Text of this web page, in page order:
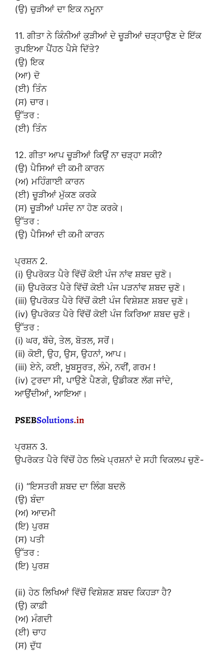
(ਉ) ਚੁੜੀਆਂ ਦਾ ਇਕ ਨਮੂਨਾ
11. ਗੀਤਾ ਨੇ ਕਿੰਨੀਆਂ ਕੁੜੀਆਂ ਦੇ ਚੂੜੀਆਂ ਚੜ੍ਹਾਉਣ ਦੇ ਇੱਕ
ਰੁਪਇਆ ਪੈਂਹਠ ਪੈਸੇ ਦਿੱਤੇ?
(ਉ) ਇਕ
(ਆ) ਦੋ
(ਈ) ਤਿੰਨ
(ਸ) ਚਾਰ।
ਉੱਤਰ :
(ਈ) ਤਿੰਨ
12. ਗੀਤਾ ਆਪ ਚੂੜੀਆਂ ਕਿਉਂ ਨਾ ਚੜ੍ਹਾ ਸਕੀ?
(ਉ) ਪੈਸਿਆਂ ਦੀ ਕਮੀ ਕਾਰਨ
(ਅ) ਮਹਿੰਗਾਈ ਕਾਰਨ
(ਈ) ਚੂੜੀਆਂ ਮੁੱਕਣ ਕਰਕੇ
(ਸ) ਚੂੜੀਆਂ ਪਸੰਦ ਨਾ ਹੋਣ ਕਰਕੇ।
ਉੱਤਰ :
(ਉ) ਪੈਸਿਆਂ ਦੀ ਕਮੀ ਕਾਰਨ
ਪ੍ਰਸ਼ਨ 2.
(i) ਉਪਰੋਕਤ ਪੈਰੇ ਵਿੱਚੋਂ ਕੋਈ ਪੰਜ ਨਾਂਵ ਸ਼ਬਦ ਚੁਣੋ।
(ii) ਉਪਰੋਕਤ ਪੈਰੇ ਵਿੱਚੋਂ ਕੋਈ ਪੰਜ ਪੜਨਾਂਵ ਸ਼ਬਦ ਚੁਣੋ।
(iii) ਉਪਰੋਕਤ ਪੈਰੇ ਵਿੱਚੋਂ ਕੋਈ ਪੰਜ ਵਿਸ਼ੇਸ਼ਣ ਸ਼ਬਦ ਚੁਣੋ।
(iv) ਉਪਰੋਕਤ ਪੈਰੇ ਵਿੱਚੋਂ ਕੋਈ ਪੰਜ ਕਿਰਿਆ ਸ਼ਬਦ ਚੁਣੋ।
ਉੱਤਰ :
(i) ਘਰ, ਬੱਚੇ, ਤੇਲ, ਬੋਤਲ, ਸਰੋਂ।
(ii) ਕੋਈ, ਉਹ, ਉਸ, ਉਹਨਾਂ, ਆਪ।
(iii) ਏਨੇ, ਕਈ, ਖੂਬਸੂਰਤ, ਲੰਮੇ, ਨਵੀਂ, ਗਰਮ !
(iv) ਟੁਰਦਾ ਸੀ, ਪਾਉਣੇ ਪੈਣਗੇ, ਉਡੀਕਣ ਲੱਗ ਜਾਂਦੇ,
ਆਉਂਦੀਆਂ, ਆਇਆ।
ਪ੍ਰਸ਼ਨ 3.
ਉਪਰੋਕਤ ਪੈਰੇ ਵਿੱਚੋਂ ਹੇਠ ਲਿਖੇ ਪ੍ਰਸ਼ਨਾਂ ਦੇ ਸਹੀ ਵਿਕਲਪ ਚੁਣੋ-
(i) “ਇਸਤਰੀ ਸ਼ਬਦ ਦਾ ਲਿੰਗ ਬਦਲੋ
(ਉ) ਬੰਦਾ
(ਅ) ਆਦਮੀ
(ਇ) ਪੁਰਸ਼
(ਸ) ਪਤੀ
ਉੱਤਰ :
(ਇ) ਪੁਰਸ਼
(ii) ਹੇਠ ਲਿਖਿਆਂ ਵਿੱਚੋਂ ਵਿਸ਼ੇਸ਼ਣ ਸ਼ਬਦ ਕਿਹੜਾ ਹੈ?
(ਉ) ਕਾਫ਼ੀ
(ਅ) ਮੰਗਦੀ
(ਈ) ਚਾਹ
(ਸ) ਦੁੱਧ